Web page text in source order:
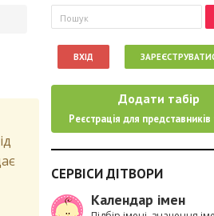
Пошукова
Пошук
ВХІД
Додати табір
Реєстрація для представників
СЕРВІСИ ДІТВОРИ
Календар імен